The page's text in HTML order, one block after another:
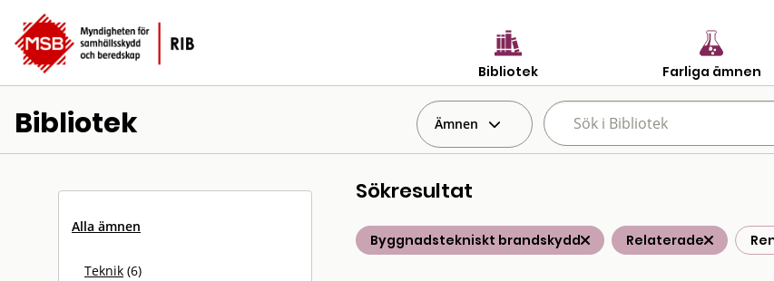
Bibliotek Farliga ämnen
Bibliotek Ämnen
Alla ämnen
Teknik (6)
Sökresultat
Byggnadstekniskt brandskydd Relaterade